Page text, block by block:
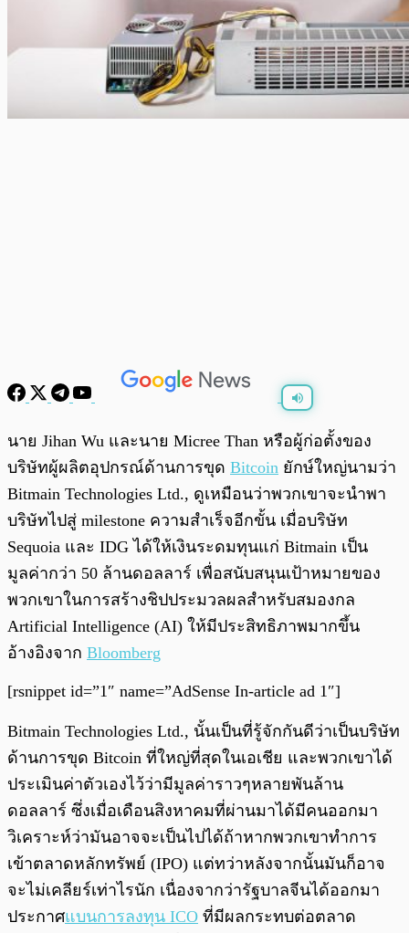
0:00/
นาย Jihan Wu และนาย Micree Than หรือผู้ก่อตั้งของ
บริษัทผู้ผลิตอุปกรณ์ด้านการขุด Bitcoin ยักษ์ใหญ่นามว่า
Bitmain Technologies Ltd., ดูเหมือนว่าพวกเขาจะนำพา
บริษัทไปสู่ milestone ความสำเร็จอีกขั้น เมื่อบริษัท
Sequoia และ IDG ได้ให้เงินระดมทุนแก่ Bitmain เป็น
มูลค่ากว่า 50 ล้านดอลลาร์ เพื่อสนับสนุนเป้าหมายของ
พวกเขาในการสร้างชิปประมวลผลสำหรับสมองกล
Artificial Intelligence (AI) ให้มีประสิทธิภาพมากขึ้น
อ้างอิงจาก Bloomberg
[rsnippet id=”1″ name=”AdSense In-article ad 1″]
Bitmain Technologies Ltd., นั้นเป็นที่รู้จักกันดีว่าเป็นบริษัท
ด้านการขุด Bitcoin ที่ใหญ่ที่สุดในเอเชีย และพวกเขาได้
ประเมินค่าตัวเองไว้ว่ามีมูลค่าราวๆหลายพันล้าน
ดอลลาร์ ซึ่งเมื่อเดือนสิงหาคมที่ผ่านมาได้มีคนออกมา
วิเคราะห์ว่ามันอาจจะเป็นไปได้ถ้าหากพวกเขาทำการ
เข้าตลาดหลักทรัพย์ (IPO) แต่ทว่าหลังจากนั้นมันก็อาจ
จะไม่เคลียร์เท่าไรนัก เนื่องจากว่ารัฐบาลจีนได้ออกมา
ประกาศแบนการลงทุน ICO ที่มีผลกระทบต่อตลาด